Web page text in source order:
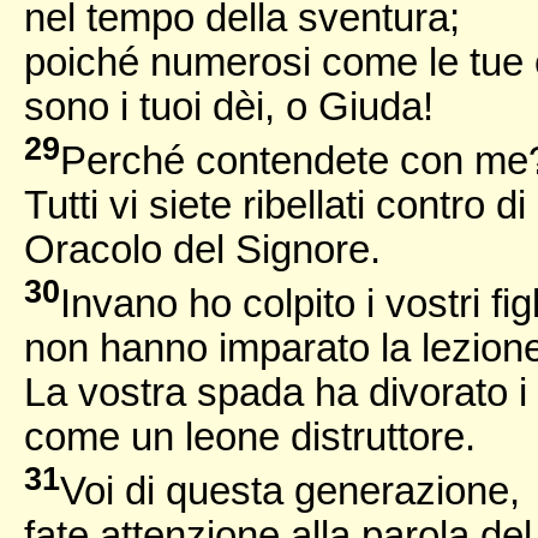
nel tempo della sventura;
poiché numerosi come le tue
sono i tuoi dèi, o Giuda!
29Perché contendete con
Tutti vi siete ribellati contro di
Oracolo del Signore.
30Invano ho colpito i vostri
non hanno imparato la
La vostra spada ha divorato
come un leone distruttore.
31Voi di questa generazione,